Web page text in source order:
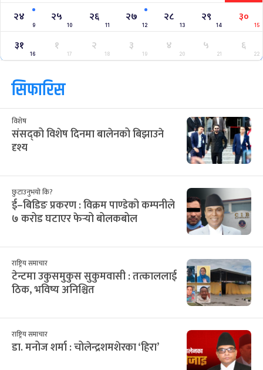
२४
9
२५
10
२६
11
२७
12
२८
13
२९
14
३०
15
३१
16
१
17
२
18
३
19
४
20
५
21
६
22
सिफारिस
विशेष
संसद्को विशेष दिनमा बालेनको बिझाउने
दृश्य
छुटाउनुभयो कि?
ई–बिडिङ प्रकरण : विक्रम पाण्डेको कम्पनीले
७ करोड घटाएर फेर्‍यो बोलकबोल
राष्ट्रिय समाचार
टेन्टमा उकुसमुकुस सुकुमवासी : तत्काललाई
ठिक, भविष्य अनिश्चित
राष्ट्रिय समाचार
डा. मनोज शर्मा : चोलेन्द्रशमशेरका ‘हिरा’